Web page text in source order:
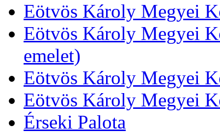
Eötvös Károly Megyei
Eötvös Károly Megyei
emelet)
Eötvös Károly Megyei
Eötvös Károly Megyei
Érseki Palota